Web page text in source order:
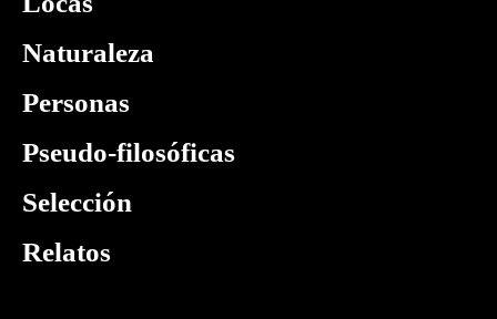
Naturaleza
Personas
Pseudo-filosóficas
Selección
Relatos